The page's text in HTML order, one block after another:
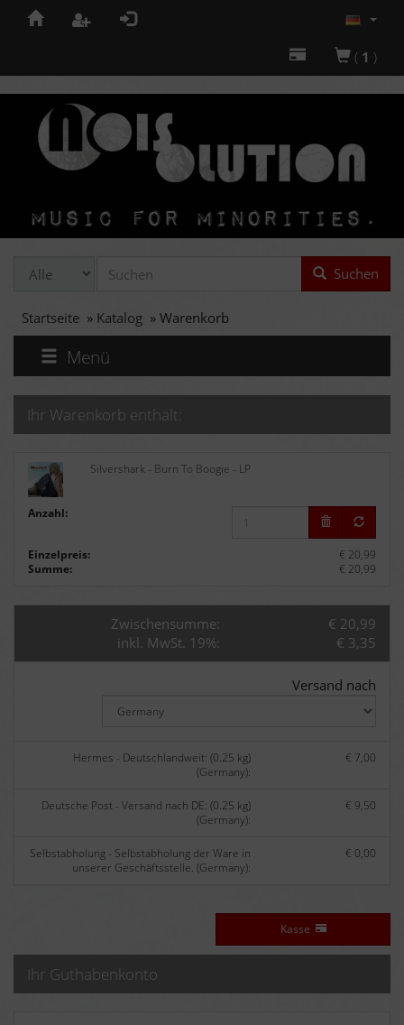
( 1 )
Suchen
Startseite » Katalog » Warenkorb
Menü
Ihr Warenkorb enthält:
Silvershark - Burn To Boogie - LP
Anzahl:
Einzelpreis:
€ 20,99
Summe:
€ 20,99
Zwischensumme:
€ 20,99
inkl. MwSt. 19%:
€ 3,35
Versand nach
Hermes - Deutschlandweit: (0.25 kg)
(Germany):
€ 7,00
Deutsche Post - Versand nach DE: (0.25 kg)
(Germany):
€ 9,50
Selbstabholung - Selbstabholung der Ware in
unserer Geschäftsstelle. (Germany):
€ 0,00
Kasse
Ihr Guthabenkonto